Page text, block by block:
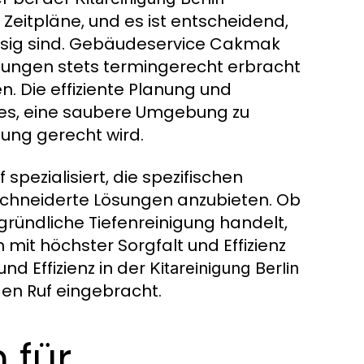
und es ist entscheidend,
sind. Gebäudeservice Cakmak
stets termingerecht erbracht
Die effiziente Planung und
eine saubere Umgebung zu
gerecht wird.
die spezifischen
Lösungen anzubieten. Ob
Tiefenreinigung handelt,
höchster Sorgfalt und Effizienz
Effizienz in der Kitareinigung Berlin
Ruf eingebracht.